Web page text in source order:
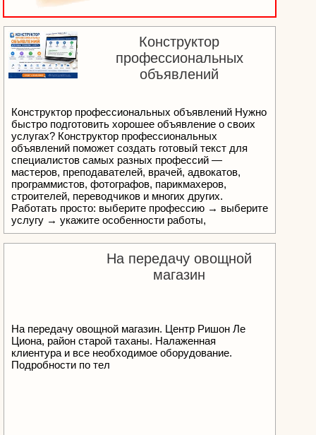
Конструктор
профессиональных
объявлений
Конструктор профессиональных объявлений Нужно
быстро подготовить хорошее объявление о своих
услугах? Конструктор профессиональных
объявлений поможет создать готовый текст для
специалистов самых разных профессий —
мастеров, преподавателей, врачей, адвокатов,
программистов, фотографов, парикмахеров,
строителей, переводчиков и многих других.
Работать просто: выберите профессию → выберите
услугу → укажите особенности работы,
преимущества и контакты → получите готовое
объявление. Не нужно придумывать текст с нуля.
Конструктор помогает оформить информацию
понятно и профессионально, а готовое объявление
можно отредактировать, скопировать или
На передачу овощной
магазин
На передачу овощной магазин. Центр Ришон Ле
Циона, район старой таханы. Налаженная
клиентура и все необходимое оборудование.
Подробности по тел